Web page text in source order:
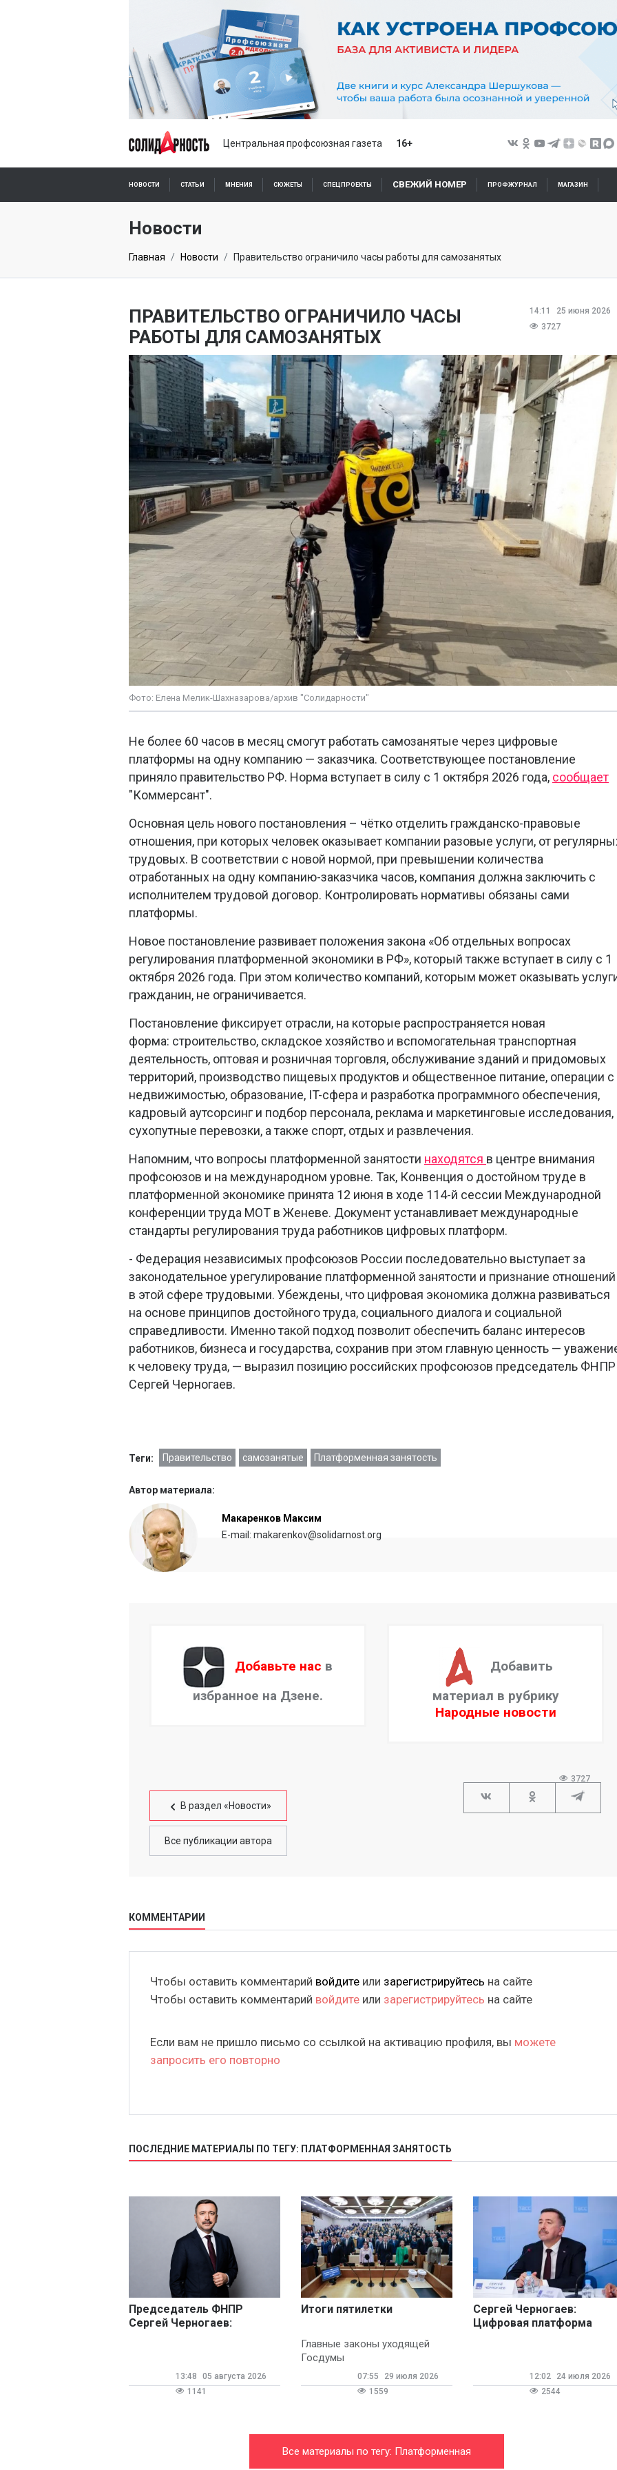
Центральная профсоюзная газета 16+
НОВОСТИ СТАТЬИ МНЕНИЯ СЮЖЕТЫ СПЕЦПРОЕКТЫ СВЕЖИЙ НОМЕР ПРОФЖУРНАЛ МАГАЗИН
ПОДПИСКА ОНЛАЙН
Новости
Главная Новости Правительство ограничило часы работы для самозанятых
14:11
25 июня 2026
3727
ПРАВИТЕЛЬСТВО ОГРАНИЧИЛО ЧАСЫ
РАБОТЫ ДЛЯ САМОЗАНЯТЫХ
Фото: Елена Мелик-Шахназарова/архив "Солидарности"
Не более 60 часов в месяц смогут работать самозанятые через цифровые
платформы на одну компанию — заказчика. Соответствующее постановление
приняло правительство РФ. Норма вступает в силу с 1 октября 2026 года, сообщает
"Коммерсант".
Основная цель нового постановления – чётко отделить гражданско-правовые
отношения, при которых человек оказывает компании разовые услуги, от
трудовых. В соответствии с новой нормой, при превышении количества
отработанных на одну компанию-заказчика часов, компания должна заключить с
исполнителем трудовой договор. Контролировать нормативы обязаны сами
платформы.
Новое постановление развивает положения закона «Об отдельных вопросах
регулирования платформенной экономики в РФ», который также вступает в силу с 1
октября 2026 года. При этом количество компаний, которым может оказывать
гражданин, не ограничивается.
Постановление фиксирует отрасли, на которые распространяется новая
форма: строительство, складское хозяйство и вспомогательная транспортная
деятельность, оптовая и розничная торговля, обслуживание зданий и придомовых
территорий, производство пищевых продуктов и общественное питание, операции с
недвижимостью, образование, IT-сфера и разработка программного обеспечения,
кадровый аутсорсинг и подбор персонала, реклама и маркетинговые исследования,
сухопутные перевозки, а также спорт, отдых и развлечения.
Напомним, что вопросы платформенной занятости находятся в центре внимания
профсоюзов и на международном уровне. Так, Конвенция о достойном труде в
платформенной экономике принята 12 июня в ходе 114-й сессии Международной
конференции труда МОТ в Женеве. Документ устанавливает международные
стандарты регулирования труда работников цифровых платформ.
- Федерация независимых профсоюзов России последовательно выступает за
законодательное урегулирование платформенной занятости и признание отношений
в этой сфере трудовыми. Убеждены, что цифровая экономика должна развиваться
на основе принципов достойного труда, социального диалога и социальной
справедливости. Именно такой подход позволит обеспечить баланс интересов
работников, бизнеса и государства, сохранив при этом главную ценность —
к человеку труда, — выразил позицию российских профсоюзов председатель ФНПР
Сергей Черногаев.
Теги: Правительство самозанятые Платформенная занятость
Автор материала:
Макаренков Максим
E-mail: makarenkov@solidarnost.org
Добавьте нас в
избранное на Дзене.
Добавить
материал в рубрику
Народные новости
В раздел «Новости»
Все публикации автора
3727
КОММЕНТАРИИ
Чтобы оставить комментарий войдите или зарегистрируйтесь на сайте
Чтобы оставить комментарий войдите или зарегистрируйтесь на сайте
Если вам не пришло письмо со ссылкой на активацию профиля, вы можете
запросить его повторно
ПОСЛЕДНИЕ МАТЕРИАЛЫ ПО ТЕГУ: ПЛАТФОРМЕННАЯ ЗАНЯТОСТЬ
Председатель ФНПР
Сергей Черногаев:
13:48
05 августа 2026
1141
Итоги пятилетки
Главные законы уходящей
Госдумы
07:55
29 июля 2026
1559
Сергей Черногаев:
Цифровая платформа
12:02
24 июля 2026
2544
Все материалы по тегу: Платформенная